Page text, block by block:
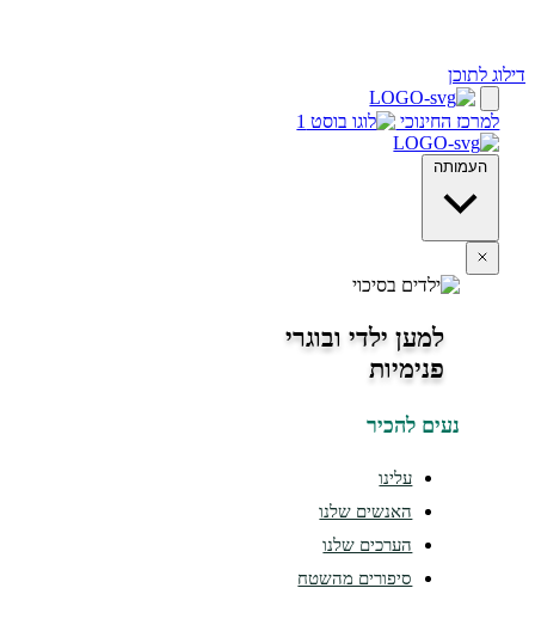
ילדי ובוגרי
האנשים שלנו
הערכים שלנו
סיפורים מהשטח